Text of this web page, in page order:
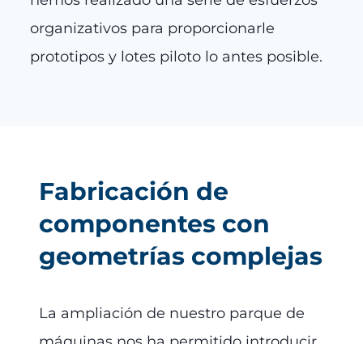
organizativos para proporcionarle
prototipos y lotes piloto lo antes posible.
Fabricación de
componentes con
geometrías complejas
La ampliación de nuestro parque de